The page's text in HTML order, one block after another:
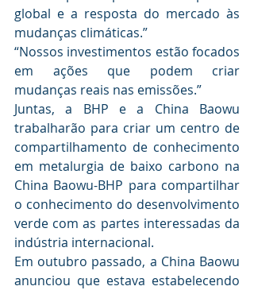
global e a resposta do mercado às
mudanças climáticas.”
“Nossos investimentos estão focados
em ações que podem criar
mudanças reais nas emissões.”
Juntas, a BHP e a China Baowu
trabalharão para criar um centro de
compartilhamento de conhecimento
em metalurgia de baixo carbono na
China Baowu-BHP para compartilhar
o conhecimento do desenvolvimento
verde com as partes interessadas da
indústria internacional.
Em outubro passado, a China Baowu
anunciou que estava estabelecendo